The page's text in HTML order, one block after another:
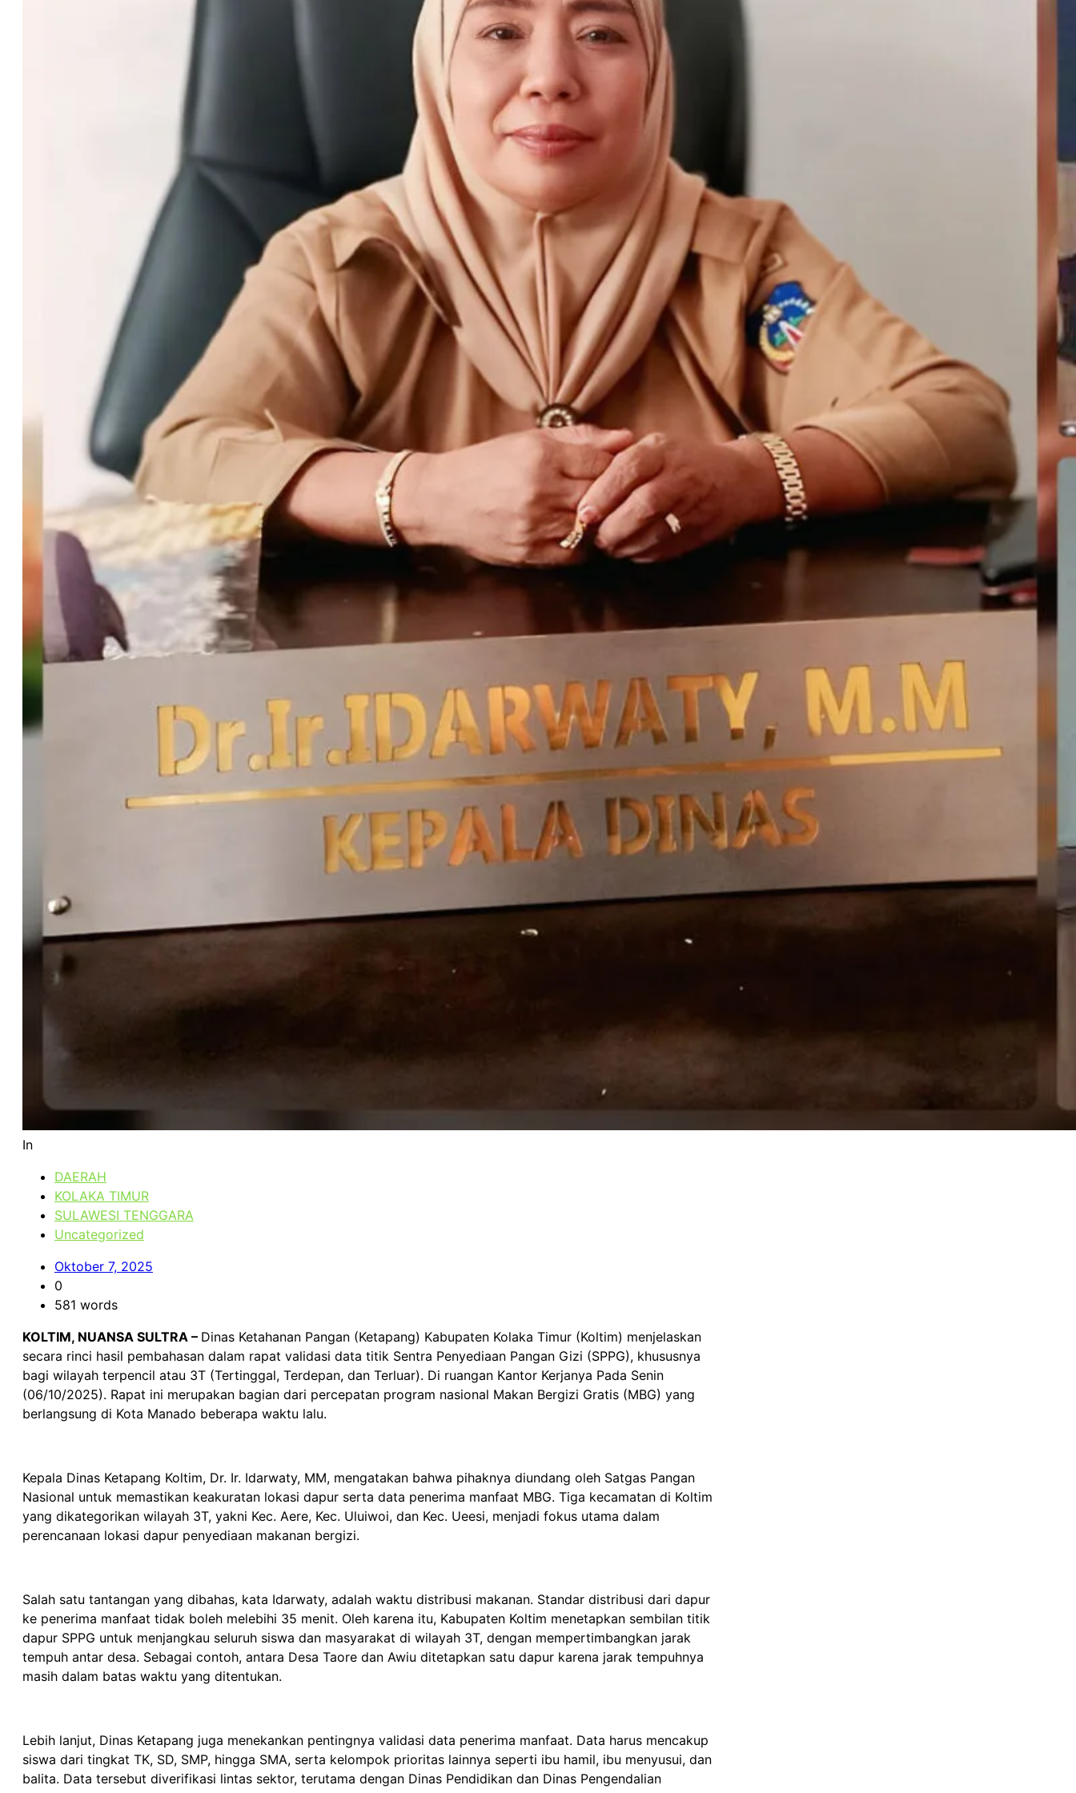
In
DAERAH
KOLAKA TIMUR
SULAWESI TENGGARA
Uncategorized
Oktober 7, 2025
0
581 words
KOLTIM, NUANSA SULTRA – Dinas Ketahanan Pangan (Ketapang) Kabupaten Kolaka Timur (Koltim) menjelaskan
secara rinci hasil pembahasan dalam rapat validasi data titik Sentra Penyediaan Pangan Gizi (SPPG), khususnya
bagi wilayah terpencil atau 3T (Tertinggal, Terdepan, dan Terluar). Di ruangan Kantor Kerjanya Pada Senin
(06/10/2025). Rapat ini merupakan bagian dari percepatan program nasional Makan Bergizi Gratis (MBG) yang
berlangsung di Kota Manado beberapa waktu lalu.
Kepala Dinas Ketapang Koltim, Dr. Ir. Idarwaty, MM, mengatakan bahwa pihaknya diundang oleh Satgas Pangan
Nasional untuk memastikan keakuratan lokasi dapur serta data penerima manfaat MBG. Tiga kecamatan di Koltim
yang dikategorikan wilayah 3T, yakni Kec. Aere, Kec. Uluiwoi, dan Kec. Ueesi, menjadi fokus utama dalam
perencanaan lokasi dapur penyediaan makanan bergizi.
Salah satu tantangan yang dibahas, kata Idarwaty, adalah waktu distribusi makanan. Standar distribusi dari dapur
ke penerima manfaat tidak boleh melebihi 35 menit. Oleh karena itu, Kabupaten Koltim menetapkan sembilan titik
dapur SPPG untuk menjangkau seluruh siswa dan masyarakat di wilayah 3T, dengan mempertimbangkan jarak
tempuh antar desa. Sebagai contoh, antara Desa Taore dan Awiu ditetapkan satu dapur karena jarak tempuhnya
masih dalam batas waktu yang ditentukan.
Lebih lanjut, Dinas Ketapang juga menekankan pentingnya validasi data penerima manfaat. Data harus mencakup
siswa dari tingkat TK, SD, SMP, hingga SMA, serta kelompok prioritas lainnya seperti ibu hamil, ibu menyusui, dan
balita. Data tersebut diverifikasi lintas sektor, terutama dengan Dinas Pendidikan dan Dinas Pengendalian